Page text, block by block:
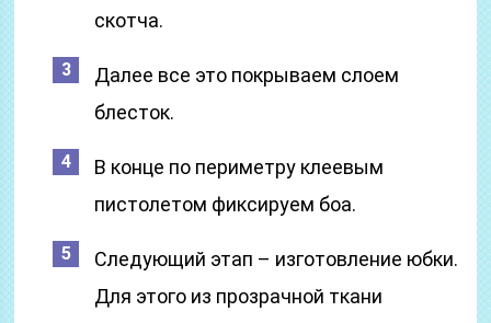
скотча.
Далее все это покрываем слоем
блесток.
В конце по периметру клеевым
пистолетом фиксируем боа.
Следующий этап – изготовление юбки.
Для этого из прозрачной ткани